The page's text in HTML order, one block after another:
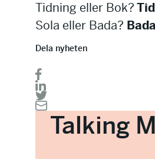
Tidning eller Bok?
Sola eller Bada? Bada
Dela nyheten
Talking